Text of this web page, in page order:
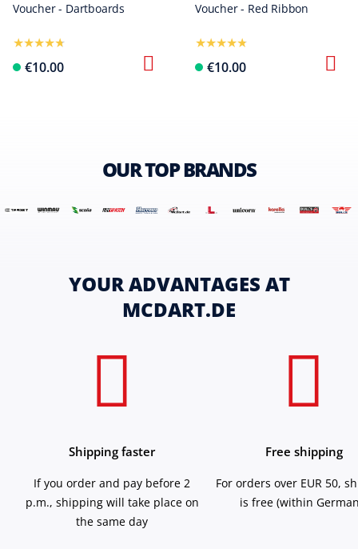
Voucher - Dartboards
€10.00 Configure now
Voucher - Red Ribbon
€10.00
OUR TOP BRANDS
YOUR ADVANTAGES AT
MCDART.DE
Shipping faster
If you order and pay before 2
p.m., shipping will take place on
the same day
Free shipping
For orders over EUR 50,
is free (within